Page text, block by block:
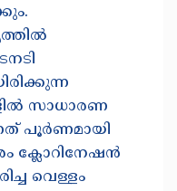
സാധാരണ
പൂർണമായി
ക്ലോറിനേഷൻ
വെള്ളം